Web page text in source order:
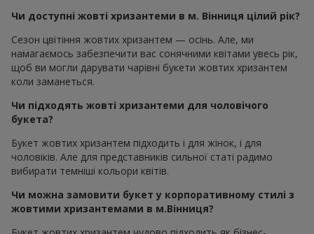
Чи доступні жовті хризантеми в м. Вінниця цілий рік?
Сезон цвітіння жовтих хризантем — осінь. Але, ми
намагаємось забезпечити вас сонячними квітами увесь рік,
щоб ви могли дарувати чарівні букети жовтих хризантем
коли заманеться.
Чи підходять жовті хризантеми для чоловічого
букета?
Букет жовтих хризантем підходить і для жінок, і для
чоловіків. Але для представників сильної статі радимо
вибирати темніші кольори квітів.
Чи можна замовити букет у корпоративному стилі з
жовтими хризантемами в м.Вінниця?